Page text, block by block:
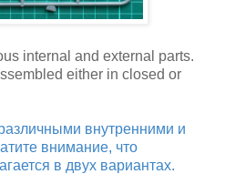
internal and external parts.
either in closed or
внутренними и
внимание, что
в двух вариантах.